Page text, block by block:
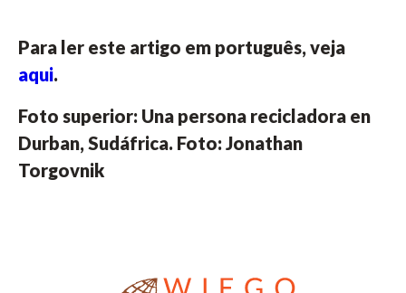
Para ler este artigo em português, veja
aqui.
Foto superior: Una persona recicladora en
Durban, Sudáfrica. Foto: Jonathan
Torgovnik